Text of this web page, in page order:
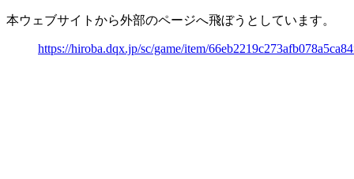
本ウェブサイトから外部のページへ飛ぼうとしています。
https://hiroba.dqx.jp/sc/game/item/